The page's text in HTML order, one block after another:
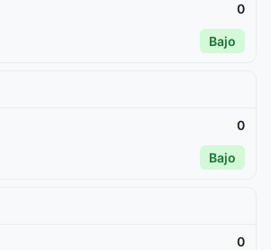
0
Bajo
0
Bajo
0